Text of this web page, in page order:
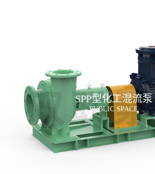
SPP型化工混流泵
PUBLIC SPACE